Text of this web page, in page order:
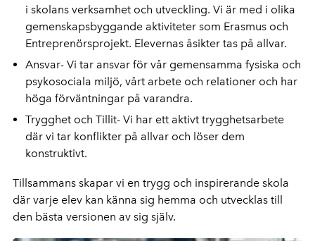
i skolans verksamhet och utveckling. Vi är med i olika
gemenskapsbyggande aktiviteter som Erasmus och
Entreprenörsprojekt. Elevernas åsikter tas på allvar.
Ansvar- Vi tar ansvar för vår gemensamma fysiska och
psykosociala miljö, vårt arbete och relationer och har
höga förväntningar på varandra.
Trygghet och Tillit- Vi har ett aktivt trygghetsarbete
där vi tar konflikter på allvar och löser dem
konstruktivt.
Tillsammans skapar vi en trygg och inspirerande skola
där varje elev kan känna sig hemma och utvecklas till
den bästa versionen av sig själv.